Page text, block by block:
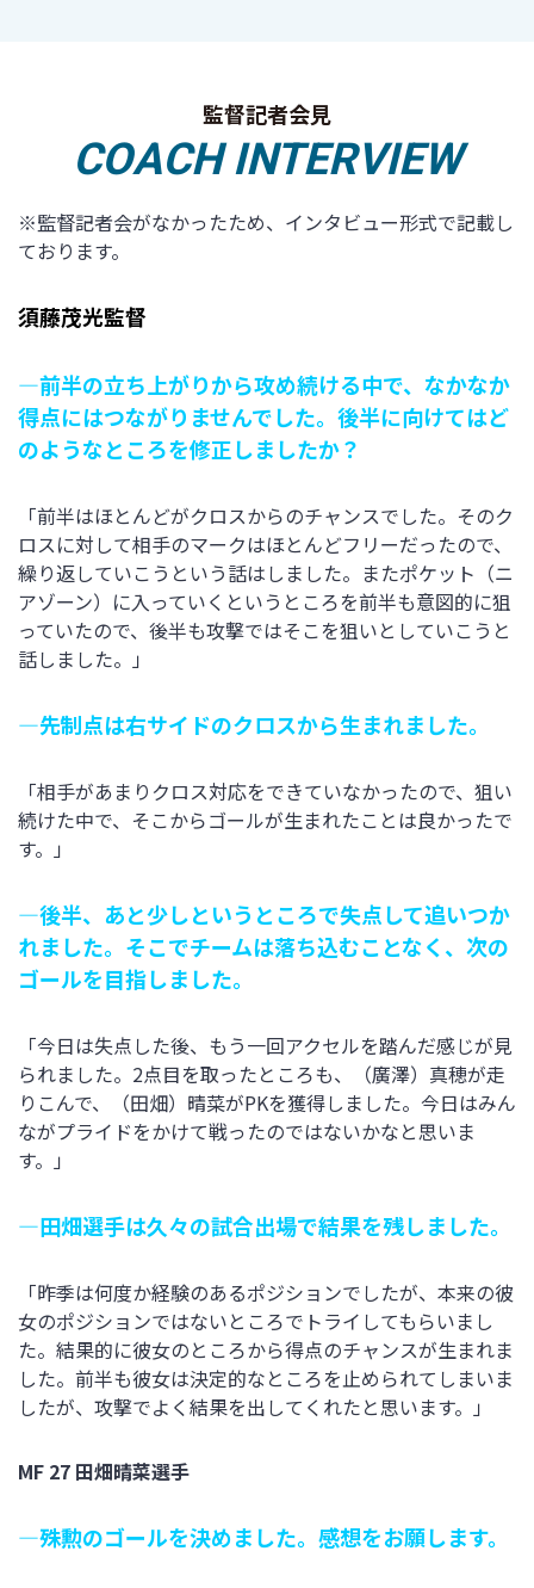
監督記者会見
COACH INTERVIEW
※監督記者会がなかったため、インタビュー形式で記載し
ております。
須藤茂光監督
―前半の立ち上がりから攻め続ける中で、なかなか
得点にはつながりませんでした。後半に向けてはど
のようなところを修正しましたか？
「前半はほとんどがクロスからのチャンスでした。そのク
ロスに対して相手のマークはほとんどフリーだったので、
繰り返していこうという話はしました。またポケット（ニ
アゾーン）に入っていくというところを前半も意図的に狙
っていたので、後半も攻撃ではそこを狙いとしていこうと
話しました。」
―先制点は右サイドのクロスから生まれました。
「相手があまりクロス対応をできていなかったので、狙い
続けた中で、そこからゴールが生まれたことは良かったで
す。」
―後半、あと少しというところで失点して追いつか
れました。そこでチームは落ち込むことなく、次の
ゴールを目指しました。
「今日は失点した後、もう一回アクセルを踏んだ感じが見
られました。2点目を取ったところも、（廣澤）真穂が走
りこんで、（田畑）晴菜がPKを獲得しました。今日はみん
ながプライドをかけて戦ったのではないかなと思いま
す。」
―田畑選手は久々の試合出場で結果を残しました。
「昨季は何度か経験のあるポジションでしたが、本来の彼
女のポジションではないところでトライしてもらいまし
た。結果的に彼女のところから得点のチャンスが生まれま
した。前半も彼女は決定的なところを止められてしまいま
したが、攻撃でよく結果を出してくれたと思います。」
MF 27 田畑晴菜選手
―殊勲のゴールを決めました。感想をお願します。